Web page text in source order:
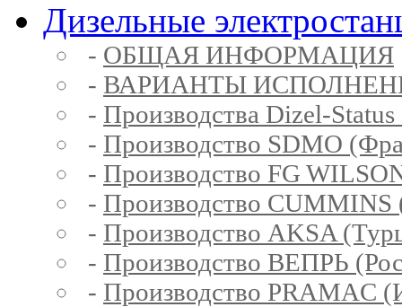
Дизельные
- ОБЩАЯ ИНФОРМАЦИЯ
- ВАРИАНТЫ
- Производства Dizel-
- Производство SDMO
- Производство FG
- Производство CUMMINS
- Производство AKSA
- Производство ВЕПРЬ
- Производство PRAMAC